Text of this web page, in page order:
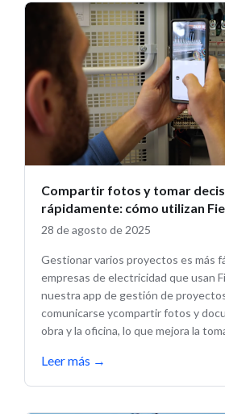
Compartir fotos y tomar
rápidamente: cómo utilizan
empresas de electricidad
28 de agosto de 2025
Gestionar varios proyectos es más
empresas de electricidad que usan
nuestra app de gestión de
comunicarse ycompartir fotos y
obra y la oficina, lo que mejora la
Leer más →